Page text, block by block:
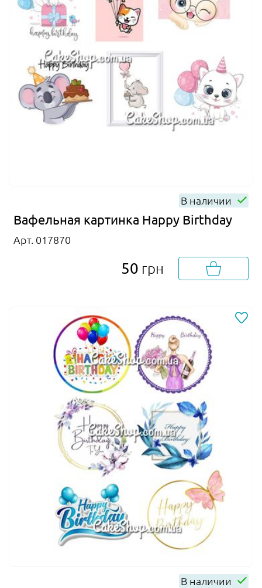
В наличии
Вафельная картинка Happy Birthday
Арт. 017870
50 грн
В наличии